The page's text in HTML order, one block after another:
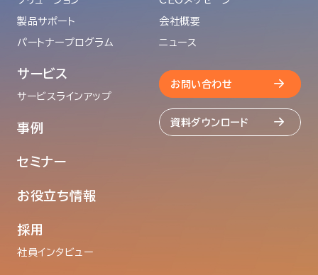
製品サポート
パートナープログラム
サービス
サービスラインアップ
事例
セミナー
お役立ち情報
採用
社員インタビュー
会社概要
ニュース
お問い合わせ
資料ダウンロード